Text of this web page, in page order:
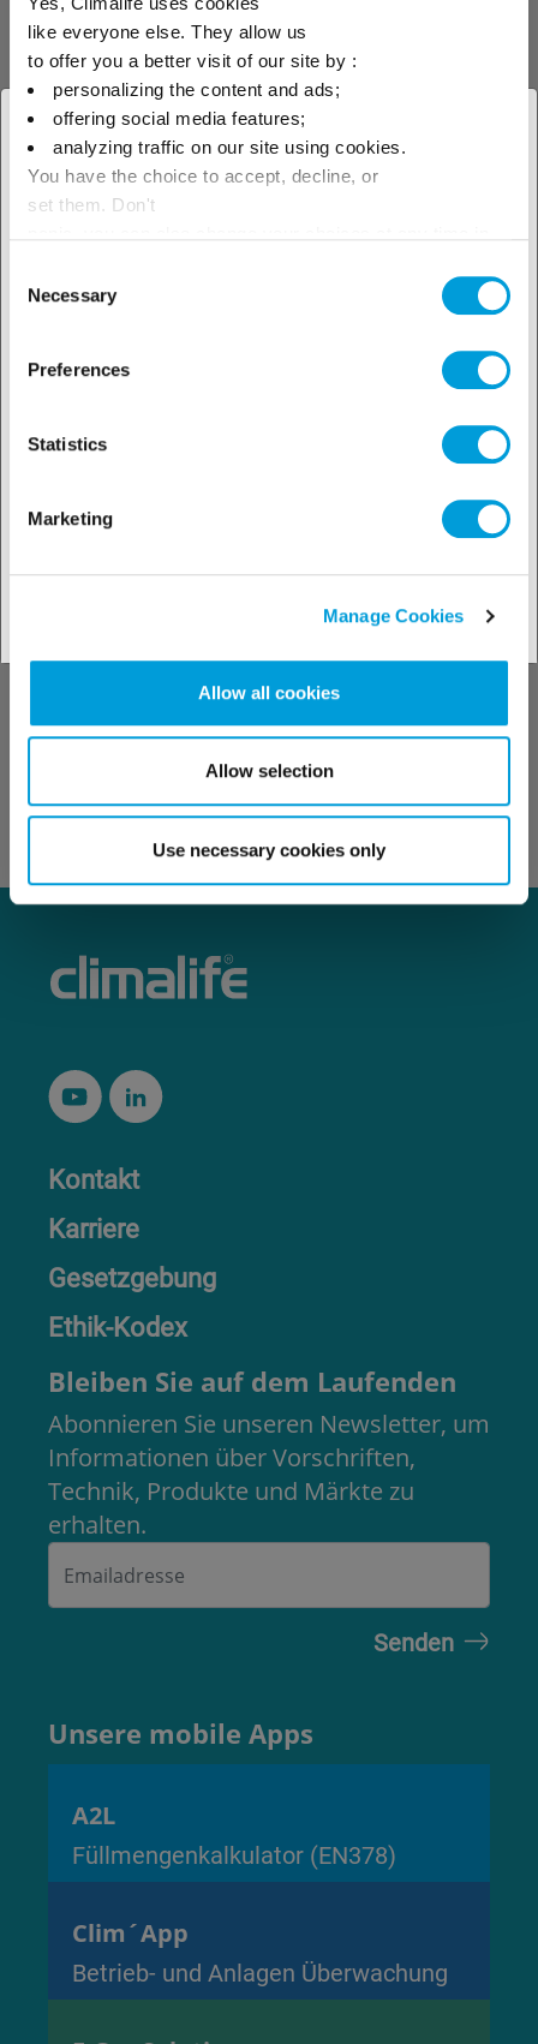
like everyone else. They allow us
to offer you a better visit of our site by :
personalizing the content and ads;
offering social media features;
analyzing traffic on our site using cookies.
You have the choice to accept, decline, or
set them. Don't
Selection
Necessary
Preferences
Statistics
Marketing
Manage Cookies
Allow all cookies
Allow selection
Use necessary cookies only
× Schliessen
Wählen Sie Ihren geografischen
Technischer
Support
Zu unseren technischen Tools
Kontakt
Zu Ihrem Ansprechpartner
Kontakt
Karriere
Gesetzgebung
Ethik-Kodex
Bleiben Sie auf dem Laufenden
Abonnieren Sie unseren Newsletter, um
Informationen über Vorschriften,
Technik, Produkte und Märkte zu
erhalten.
Unsere mobile Apps
A2L
Füllmengenkalkulator (EN378)
Clim´App
Betrieb- und Anlagen Überwachung